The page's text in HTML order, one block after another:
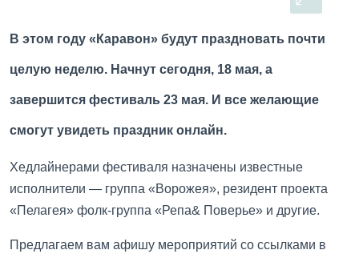
В этом году «Каравон» будут праздновать почти
целую неделю. Начнут сегодня, 18 мая, а
завершится фестиваль 23 мая. И все желающие
смогут увидеть праздник онлайн.
Хедлайнерами фестиваля назначены известные
исполнители — группа «Ворожея», резидент проекта
«Пелагея» фолк-группа «Репа& Поверье» и другие.
Предлагаем вам афишу мероприятий со ссылками в